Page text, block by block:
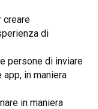
creare
di
persone di inviare
in maniera
in maniera